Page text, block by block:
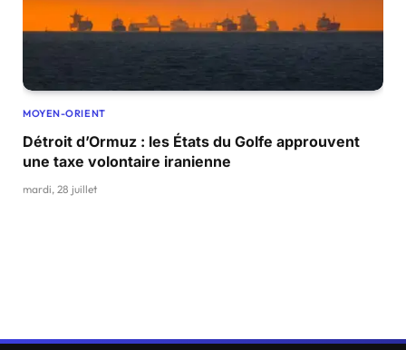
MOYEN-ORIENT
Détroit d’Ormuz : les États du Golfe approuvent
une taxe volontaire iranienne
mardi, 28 juillet